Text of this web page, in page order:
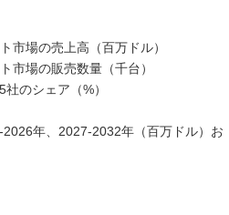
市場の売上高（百万ドル）
市場の販売数量（千台）
のシェア（%）
年、2027-2032年（百万ドル）お